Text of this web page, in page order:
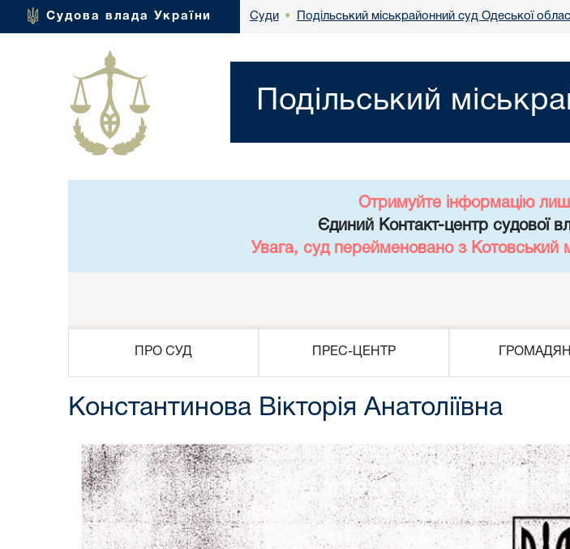
Судова влада України Суди • Подільський міськрайонний суд Одеської
Подільський
Отримуйте інформацію
Єдиний Контакт-центр судової
Увага, суд перейменовано з Котовський
ПРО СУД ПРЕС-ЦЕНТР
Константинова Вікторія Анатоліївна